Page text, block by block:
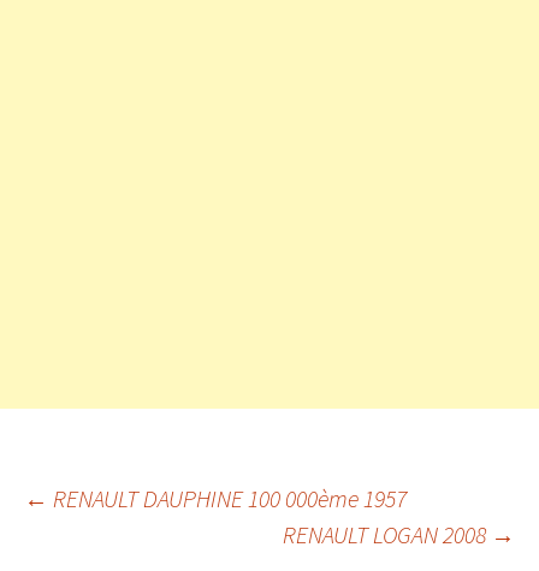
Navigation
← RENAULT DAUPHINE 100 000ème 1957
RENAULT LOGAN 2008 →